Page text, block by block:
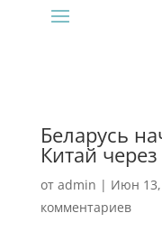
Беларусь
Китай
от admin | Июн 13,
комментариев